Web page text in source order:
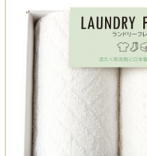
結婚引き出物
出産祝い
新築祝い